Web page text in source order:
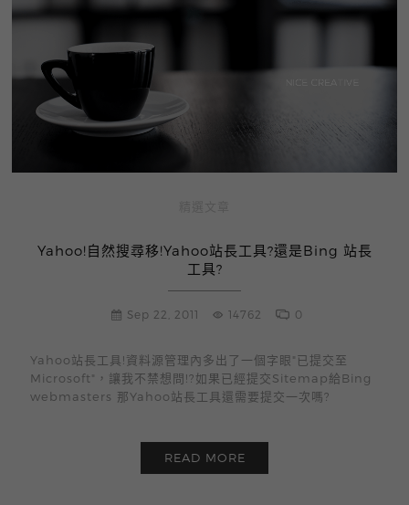
Yahoo!自然搜尋移!Yahoo站長工具?還是Bing 站長
工具?
Sep 22, 2011 14762 0
Yahoo站長工具!資料源管理內多出了一個字眼"已提交至
Microsoft"，讓我不禁想問!?如果已經提交Sitemap給Bing
webmasters 那Yahoo站長工具還需要提交一次嗎?
READ MORE